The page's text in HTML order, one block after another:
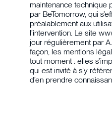
maintenance technique
par BeTomorrow, qui
préalablement aux
l’intervention. Le site
jour régulièrement par
façon, les mentions
tout moment : elles
qui est invité à s’y
d’en prendre